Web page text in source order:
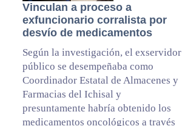
Vinculan a proceso a
exfuncionario corralista por
desvío de medicamentos
Según la investigación, el exservidor
público se desempeñaba como
Coordinador Estatal de Almacenes y
Farmacias del Ichisal y
presuntamente habría obtenido los
medicamentos oncológicos a través